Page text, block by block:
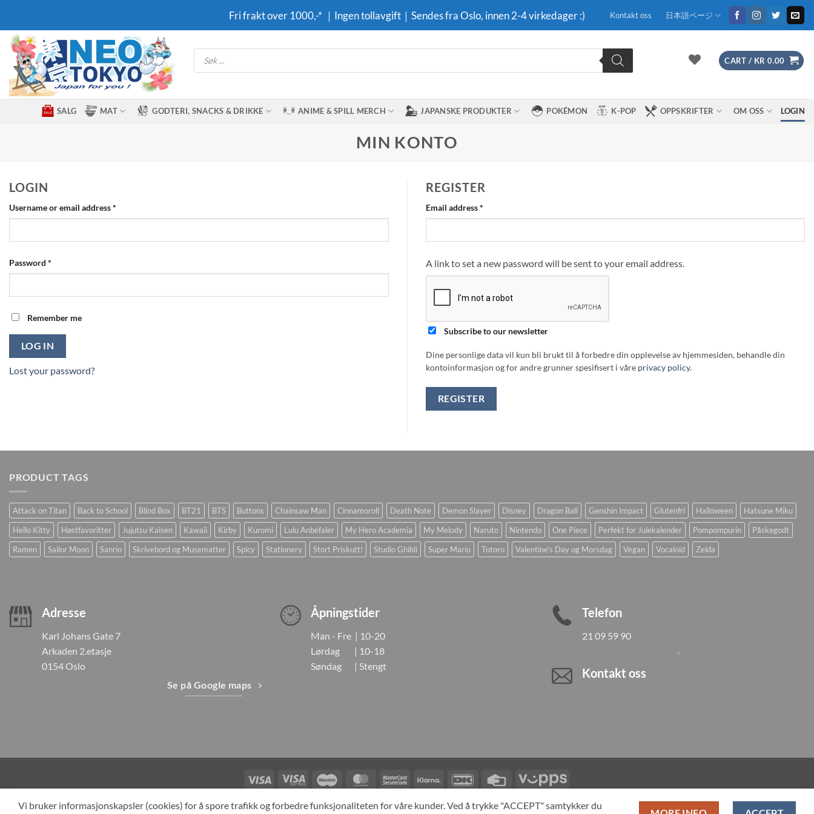
content
Fri frakt over 1000,-* ｜Ingen tollavgift｜Sendes fra Oslo, innen 2-4 virkedager :) Kontakt oss 日本語ページ
Products
search
CART / KR 0.00
SALG MAT GODTERI, SNACKS & DRIKKE ANIME & SPILL MERCH JAPANSKE PRODUKTER POKÉMON K-POP OPPSKRIFTER OM OSS LOGIN
MIN KONTO
LOGIN
Username or email address*
Password *
Remember me
LOG IN
Lost your password?
REGISTER
Email address*
A link to set a new password will be sent to your email address.
Subscribe to our newsletter
Dine personlige data vil kun bli brukt til å forbedre din opplevelse av hjemmesiden, behandle din
kontoinformasjon og for andre grunner spesifisert i våre privacy policy.
REGISTER
PRODUCT TAGS
Attack on Titan Back to School Blind Box BT21 BTS Buttons Chainsaw Man Cinnamoroll Death Note Demon Slayer Disney Dragon Ball Genshin Impact Glutenfri Halloween
Hatsune Miku
Hello Kitty
Høstfavoritter Jujutsu Kaisen Kawaii Kirby Kuromi Lulu Anbefaler My Hero Academia My Melody Naruto Nintendo One Piece Perfekt for Julekalender Pompompurin
Påskegodt
Ramen
Sailor Moon Sanrio Skrivebord og Musematter Spicy Stationery Stort Priskutt! Studio Ghibli Super Mario Totoro Valentine's Day og Morsdag Vegan Vocaloid Zelda
Adresse
Karl Johans Gate 7
Arkaden 2.etasje
0154 Oslo
Se på Google maps
Åpningstider
Man - Fre | 10-20
Lørdag | 10-18
Søndag | Stengt
Telefon
21 09 59 90
Kontakt oss
Visa
Visa
Electron
Maestro MasterCardMasterCard
2
Klarna DanKort
Credit
Card
Vipps
TILBAKEKALLINGER KONTAKT OSS OM OSS SPESIALBESTILLING MIN KONTO ALL PRODUCTS
Vi bruker informasjonskapsler (cookies) for å spore trafikk og forbedre funksjonaliteten for våre kunder. Ved å trykke "ACCEPT" samtykker du